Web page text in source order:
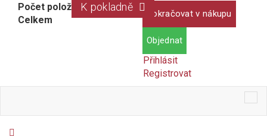
K pokladně
Počet položek:
Celkem
Pokračovat v nákupu
Objednat
Přihlásit
Registrovat